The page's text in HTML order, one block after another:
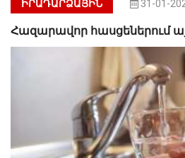
ԻՐԱԴԱՐՁԱՅԻՆ 31-01-
Հազարավոր հասցեներում